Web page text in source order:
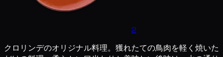
2
クロリンデのオリジナル料理。獲れたての鳥肉を軽く焼いた